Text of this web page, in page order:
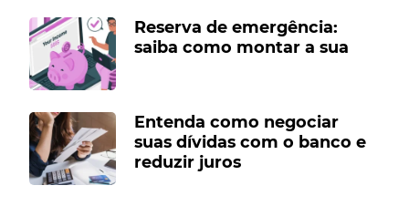
Reserva de emergência:
saiba como montar a sua
Entenda como negociar
suas dívidas com o banco e
reduzir juros